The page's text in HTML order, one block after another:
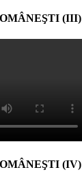
(III)
(IV)